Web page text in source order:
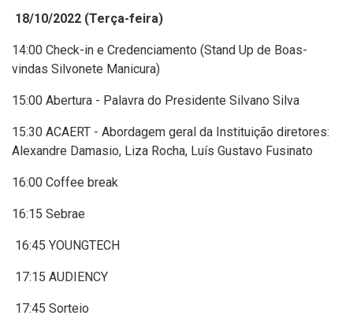
18/10/2022 (Terça-feira)
14:00 Check-in e Credenciamento (Stand Up de Boas-
vindas Silvonete Manicura)
15:00 Abertura - Palavra do Presidente Silvano Silva
15:30 ACAERT - Abordagem geral da Instituição diretores:
Alexandre Damasio, Liza Rocha, Luís Gustavo Fusinato
16:00 Coffee break
16:15 Sebrae
16:45 YOUNGTECH
17:15 AUDIENCY
17:45 Sorteio